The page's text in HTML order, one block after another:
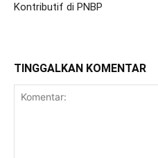
Kontributif di PNBP
TINGGALKAN KOMENTAR